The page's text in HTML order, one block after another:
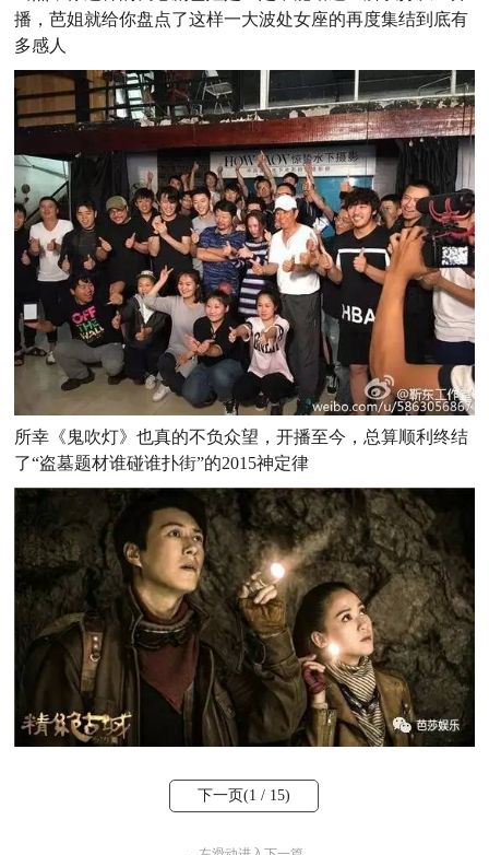
播，芭姐就给你盘点了这样一大波处女座的再度集结到底有
多感人
所幸《鬼吹灯》也真的不负众望，开播至今，总算顺利终结
了“盗墓题材谁碰谁扑街”的2015神定律
下一页(1 / 15)